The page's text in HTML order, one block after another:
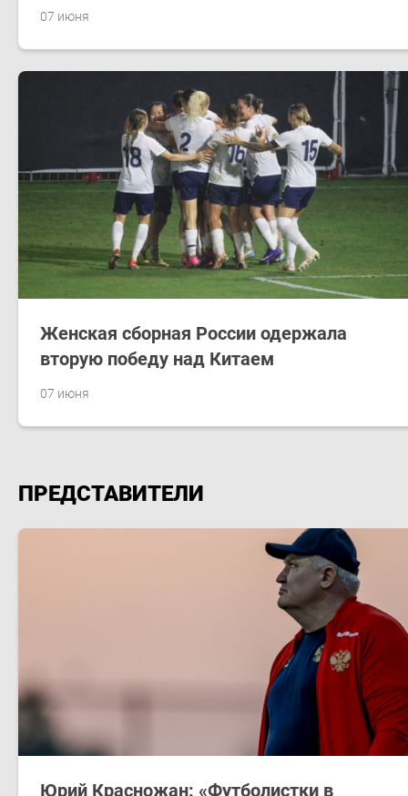
07 июня
07 июня
Женская сборная России одержала
вторую победу над Китаем
ПРЕДСТАВИТЕЛИ
Юрий Красножан: «Футболистки в